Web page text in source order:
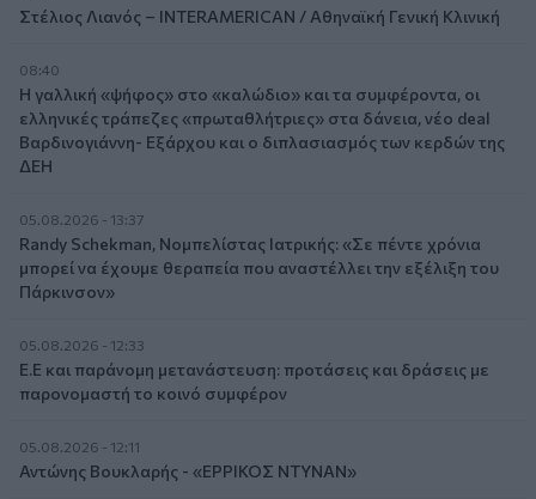
Στέλιος Λιανός – INTERAMERICAN / Αθηναϊκή Γενική Κλινική
08:40
Η γαλλική «ψήφος» στο «καλώδιο» και τα συμφέροντα, οι
ελληνικές τράπεζες «πρωταθλήτριες» στα δάνεια, νέο deal
Βαρδινογιάννη- Εξάρχου και ο διπλασιασμός των κερδών της
ΔΕΗ
05.08.2026 - 13:37
Randy Schekman, Νομπελίστας Ιατρικής: «Σε πέντε χρόνια
μπορεί να έχουμε θεραπεία που αναστέλλει την εξέλιξη του
Πάρκινσον»
05.08.2026 - 12:33
Ε.Ε και παράνομη μετανάστευση: προτάσεις και δράσεις με
παρονομαστή το κοινό συμφέρον
05.08.2026 - 12:11
Αντώνης Βουκλαρής - «ΕΡΡΙΚΟΣ ΝΤΥΝΑΝ»